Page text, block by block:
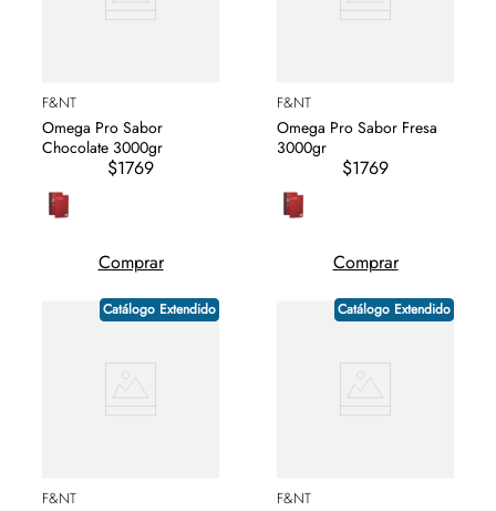
F&NT
Omega Pro Sabor
Chocolate 3000gr
$1769
Comprar
F&NT
Omega Pro Sabor Fresa
3000gr
$1769
Comprar
Catálogo Extendido
F&NT
Catálogo Extendido
F&NT